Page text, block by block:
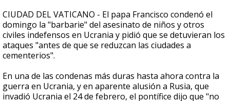
CIUDAD DEL VATICANO - El papa Francisco condenó el
domingo la "barbarie" del asesinato de niños y otros
civiles indefensos en Ucrania y pidió que se detuvieran los
ataques "antes de que se reduzcan las ciudades a
cementerios".
En una de las condenas más duras hasta ahora contra la
guerra en Ucrania, y en aparente alusión a Rusia, que
invadió Ucrania el 24 de febrero, el pontífice dijo que "no